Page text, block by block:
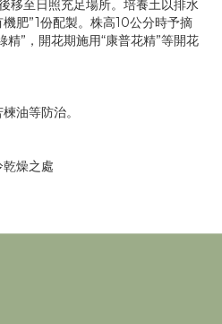
移至日照充足場所。培養土以排水
肥”1份配製。株高10公分時予摘
精”，開花期施用“康普花精”等開花
油等防治。
乾燥之處